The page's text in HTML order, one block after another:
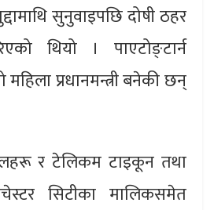
सुनुवाइपछि दोषी ठहर
थियो । पाएटोङ्टार्न
महिला प्रधानमन्त्री बनेकी छन्
र टेलिकम टाइकून तथा
सिटीका मालिकसमेत